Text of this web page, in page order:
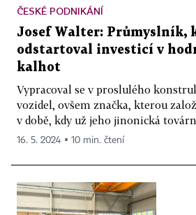
ČESKÉ PODNIKÁNÍ
Josef Walter: Průmyslník,
odstartoval investicí v
kalhot
Vypracoval se v proslulého
vozidel, ovšem značka, kterou
v době, kdy už jeho jinonická
16. 5. 2024 ▪ 10 min. čtení